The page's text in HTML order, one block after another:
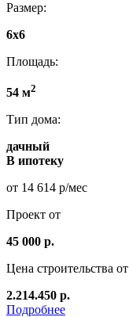
Размер:
6х6
Площадь:
54 м2
Тип дома:
дачный
В ипотеку
от 14 614 р/мес
Проект от
45 000 р.
Цена строительства от
2.214.450 р.
Подробнее